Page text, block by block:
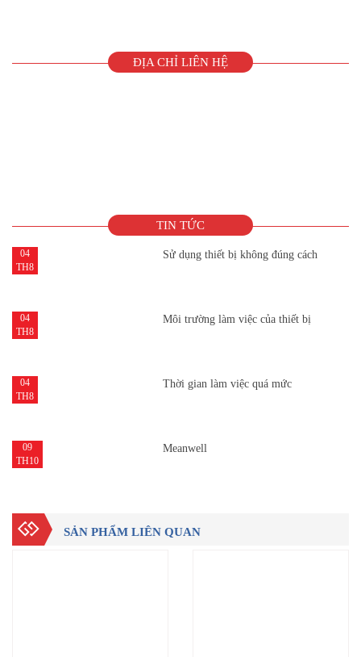
ĐỊA CHỈ LIÊN HỆ
TIN TỨC
04
TH8
Sử dụng thiết bị không đúng cách
04
TH8
Môi trường làm việc của thiết bị
04
TH8
Thời gian làm việc quá mức
09
TH10
Meanwell
SẢN PHẨM LIÊN QUAN